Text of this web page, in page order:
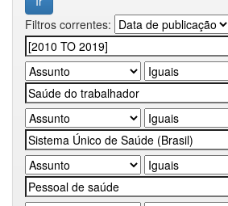
Filtros correntes: